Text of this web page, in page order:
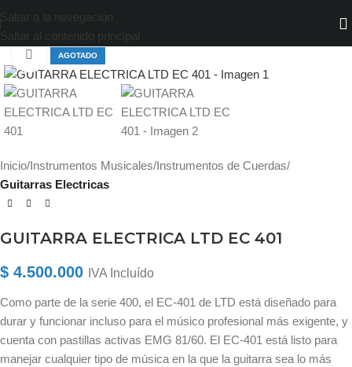
Saltar a la navegación
Saltar al contenido principal
AGOTADO
Haga clic para ampliar
Inicio Instrumentos Musicales Instrumentos de Cuerdas
Guitarras Electricas
GUITARRA ELECTRICA LTD EC 401
$ 4.500.000 IVA Incluído
Como parte de la serie 400, el EC-401 de LTD está diseñado para
durar y funcionar incluso para el músico profesional más exigente, y
cuenta con pastillas activas EMG 81/60. El EC-401 está listo para
manejar cualquier tipo de música en la que la guitarra sea lo más